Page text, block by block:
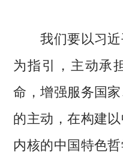
我们要以习近
为指引，主动承
命，增强服务国
的主动，在构建
内核的中国特色